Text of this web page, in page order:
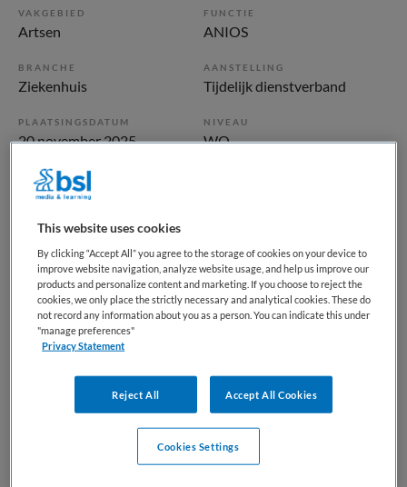
VAKGEBIED
Artsen
FUNCTIE
ANIOS
BRANCHE
Ziekenhuis
AANSTELLING
Tijdelijk dienstverband
PLAATSINGSDATUM
20 november 2025
NIVEAU
WO
ERVARING
Starter
Vacature niet beschikbaar
Deze vacature ANIOS Cardiologie bij UMC Utrecht is niet
meer actueel. Hieronder staan enkele vergelijkbare
vacatures die voor u wellicht interessant zijn.
This website uses cookies
By clicking “Accept All” you agree to the storage of cookies on your device to
improve website navigation, analyze website usage, and help us improve our
products and personalize content and marketing. If you choose to reject the
cookies, we only place the strictly necessary and analytical cookies. These do
not record any information about you as a person. You can indicate this under
"manage preferences"
Privacy Statement
Reject All Accept All Cookies
Cookies Settings